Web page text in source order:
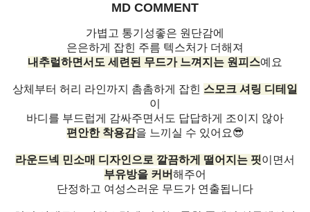
MD COMMENT
가볍고 통기성좋은 원단감에
은은하게 잡힌 주름 텍스처가 더해져
내추럴하면서도 세련된 무드가 느껴지는 원피스예요
상체부터 허리 라인까지 촘촘하게 잡힌 스모크 셔링 디테일
이
바디를 부드럽게 감싸주면서도 답답하게 조이지 않아
편안한 착용감을 느끼실 수 있어요😎
라운드넥 민소매 디자인으로 깔끔하게 떨어지는 핏이면서
부유방을 커버해주어
단정하고 여성스러운 무드가 연출됩니다